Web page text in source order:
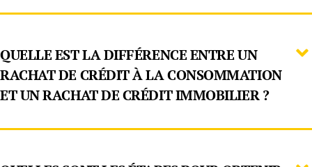
QUELLE EST LA DIFFÉRENCE ENTRE UN
RACHAT DE CRÉDIT À LA CONSOMMATION
ET UN RACHAT DE CRÉDIT IMMOBILIER ?